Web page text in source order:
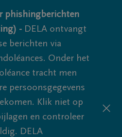
phishingberichten
- DELA ontvangt
berichten via
Onder het
tracht men
persoonsgegevens
Klik niet op
en controleer
DELA